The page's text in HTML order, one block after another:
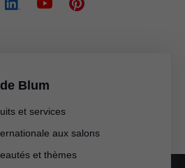
Blum
et services
aux salons
et thèmes